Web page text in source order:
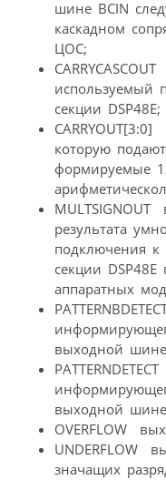
шине BCIN
каскадном
ЦОС;
используемый
секции DSP48E;
CARRYOUT[3:0]
которую
формируемые
MULTSIGNOUT
результата
подключения к
секции
аппаратных
выходной
выходной
OVERFLOW 
UNDERFLOW 
значащих